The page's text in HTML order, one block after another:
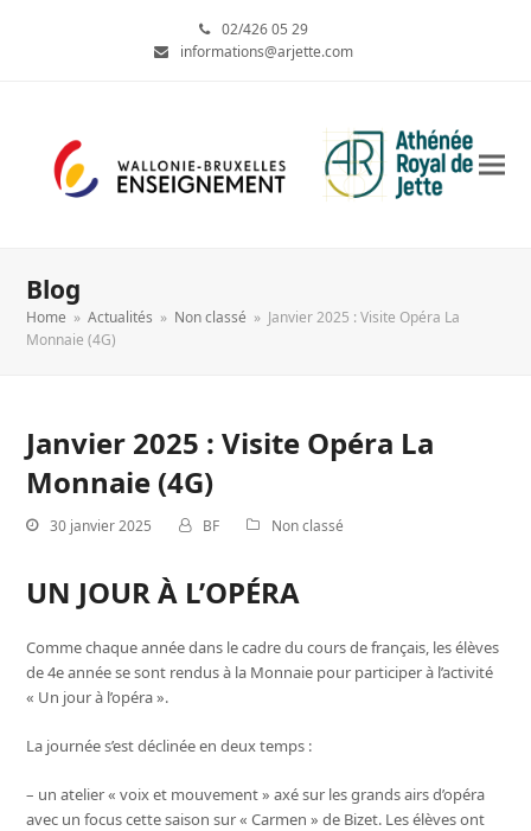
02/426 05 29
informations@arjette.com
Blog
Home » Actualités » Non classé » Janvier 2025 : Visite Opéra La
Monnaie (4G)
Janvier 2025 : Visite Opéra La
Monnaie (4G)
30 janvier 2025 BF Non classé
UN JOUR À L’OPÉRA
Comme chaque année dans le cadre du cours de français, les élèves
de 4e année se sont rendus à la Monnaie pour participer à l’activité
« Un jour à l’opéra ».
La journée s’est déclinée en deux temps :
– un atelier « voix et mouvement » axé sur les grands airs d’opéra
avec un focus cette saison sur « Carmen » de Bizet. Les élèves ont